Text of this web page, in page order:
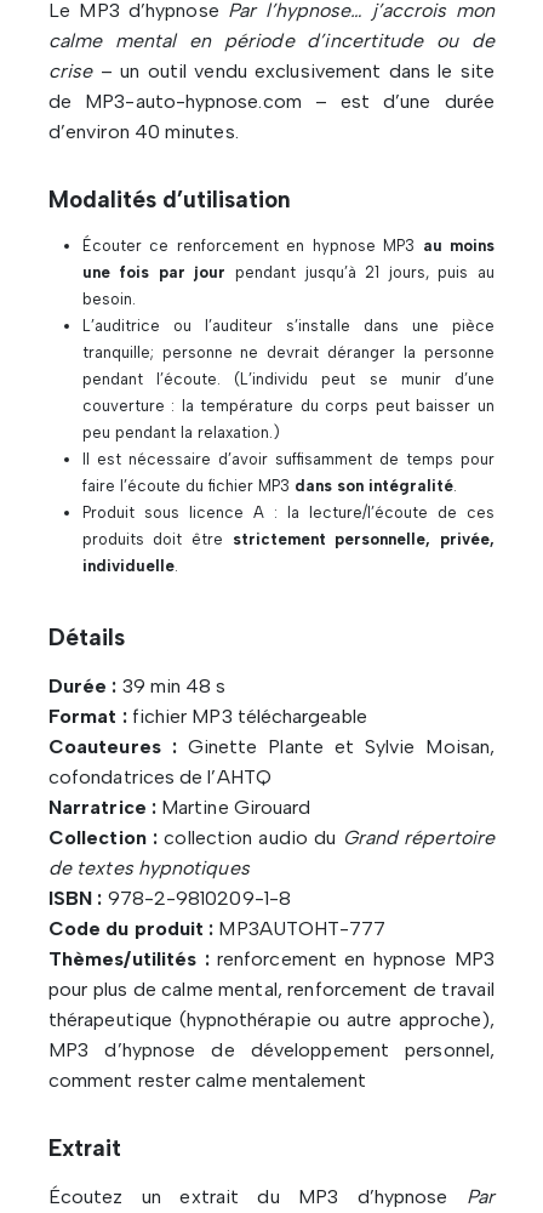
Le MP3 d’hypnose Par l’hypnose… j’accrois mon
calme mental en période d’incertitude ou de
crise– un outil vendu exclusivement dans le site
de MP3-auto-hypnose.com – est d’une durée
d’environ 40 minutes.
Modalités d’utilisation
Écouter ce renforcement en hypnose MP3 au moins
une fois par jour pendant jusqu’à 21 jours, puis au
besoin.
L’auditrice ou l’auditeur s’installe dans une pièce
tranquille; personne ne devrait déranger la personne
pendant l’écoute. (L’individu peut se munir d’une
couverture : la température du corps peut baisser un
peu pendant la relaxation.)
Il est nécessaire d’avoir suffisamment de temps pour
faire l’écoute du fichier MP3 dans son intégralité.
Produit sous licence A : la lecture/l’écoute de ces
produits doit être strictement personnelle, privée,
individuelle.
Détails
Durée : 39 min 48 s
Format :fichier MP3 téléchargeable
Coauteures :Ginette Plante et Sylvie Moisan,
cofondatrices de l’AHTQ
Narratrice :Martine Girouard
Collection : collection audio du Grand répertoire
de textes hypnotiques
ISBN : 978-2-9810209-1-8
Code du produit : MP3AUTOHT-777
Thèmes/utilités :renforcement en hypnose MP3
pour plus de calme mental, renforcement de travail
thérapeutique (hypnothérapie ou autre approche),
MP3 d’hypnose de développement personnel,
comment rester calme mentalement
Extrait
Écoutez un extrait du MP3 d’hypnose Par